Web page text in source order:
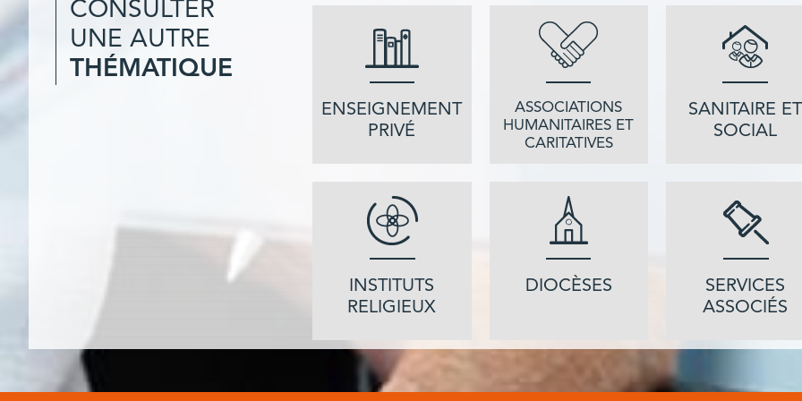
CONSULTER
UNE AUTRE
THÉMATIQUE
ENSEIGNEMENT
PRIVÉ
ASSOCIATIONS
HUMANITAIRES ET
CARITATIVES
SANITAIRE ET
SOCIAL
INSTITUTS
RELIGIEUX
DIOCÈSES
SERVICES
ASSOCIÉS